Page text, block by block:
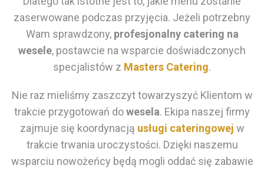
zaserwowane podczas przyjęcia. Jeżeli potrzebny
Wam sprawdzony, profesjonalny catering na
wesele, postawcie na wsparcie doświadczonych
specjalistów z Masters Catering.
Nie raz mieliśmy zaszczyt towarzyszyć Klientom w
trakcie przygotowań dowesela. Ekipa naszej firmy
zajmuje się koordynacją usługi cateringowej w
trakcie trwania uroczystości. Dzięki naszemu
wsparciu nowożeńcy będą mogli oddać się zabawie